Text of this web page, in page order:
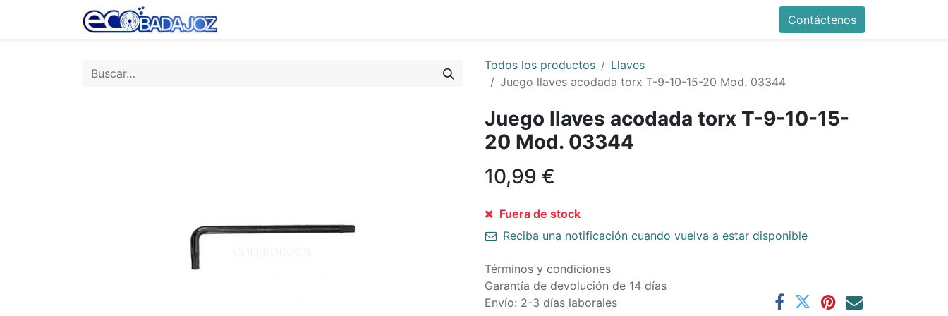
Contáctenos
Todos los productos
Llaves
Juego llaves acodada torx T-9-10-15-20 Mod. 03344
Juego llaves acodada torx T-9-10-15-
20 Mod. 03344
10,99 €
Fuera de stock
Reciba una notificación cuando vuelva a estar disponible
Términos y condiciones
Garantía de devolución de 14 días
Envío: 2-3 días laborales